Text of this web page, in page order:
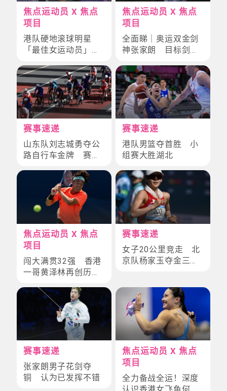
焦点运动员 X 焦点
项目
港队硬地滚球明星
「最佳女运动员」何
焦点运动员 X 焦点
项目
全面睇｜奥运双金剑
神张家朗 目标剑指
赛事速递
山东队刘志城勇夺公
路自行车金牌 赛事
赛事速递
港队男篮夺首胜 小
组赛大胜湖北
焦点运动员 X 焦点
项目
闯大满贯32强 香港
一哥黄泽林再创历
赛事速递
女子20公里竞走 北
京队杨家玉夺金三连
赛事速递
张家朗男子花剑夺
铜 认为已发挥不错
焦点运动员 X 焦点
项目
全力备战全运！深度